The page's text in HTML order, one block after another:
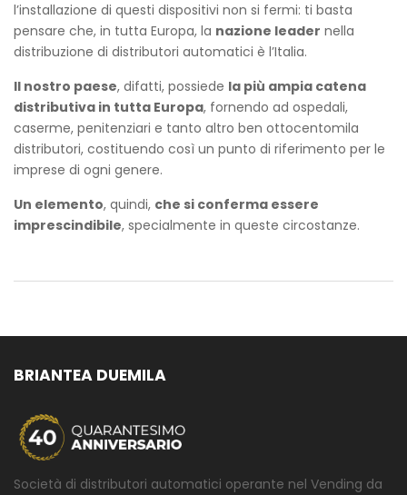
l’installazione di questi dispositivi non si fermi: ti basta
pensare che, in tutta Europa, la nazione leader nella
distribuzione di distributori automatici è l’Italia.
Il nostro paese, difatti, possiede la più ampia catena
distributiva in tutta Europa, fornendo ad ospedali,
caserme, penitenziari e tanto altro ben ottocentomila
distributori, costituendo così un punto di riferimento per le
imprese di ogni genere.
Un elemento, quindi, che si conferma essere
imprescindibile, specialmente in queste circostanze.
BRIANTEA DUEMILA
Società di distributori automatici operante nel Vending da